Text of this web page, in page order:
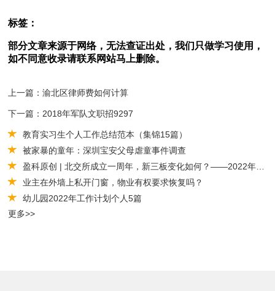
标签：
部分文章来源于网络，无法查证出处，我们只做学习使用，
如不同意收录请联系网站马上删除。
上一篇：渝北区律师费如何计算
下一篇：2018年军队文职招9297
教育实习生个人工作总结范本（集锦15篇）
被家暴的童年：深圳宝安父母虐童事件调查
盈科原创 | 北交所成立一周年，新三板变化如何？——2022年1-8月新三板挂
业主在外墙上私开门窗，物业有权要求恢复吗？
幼儿园2022年工作计划个人5篇
更多>>